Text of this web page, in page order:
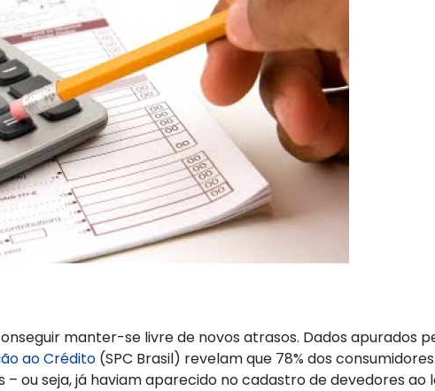
manter-se livre de novos atrasos. Dados apurados
ao Crédito (SPC Brasil) revelam que 78% dos
ou seja, já haviam aparecido no cadastro de devedores ao